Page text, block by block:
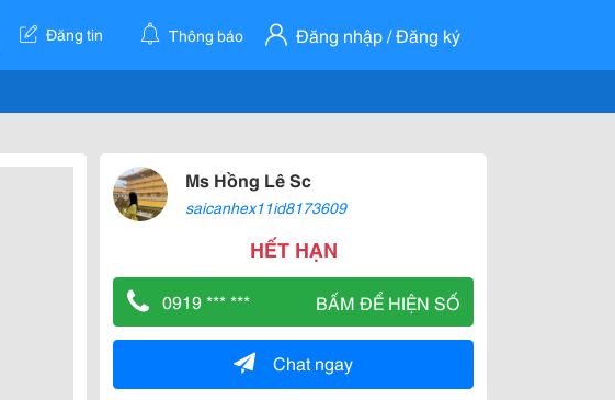
Đăng tin Thông báo Đăng nhập / Đăng ký
Ms Hồng Lê Sc
saicanhex11id8173609
HẾT HẠN
0919 *** *** BẤM ĐỂ HIỆN SỐ
Chat ngay